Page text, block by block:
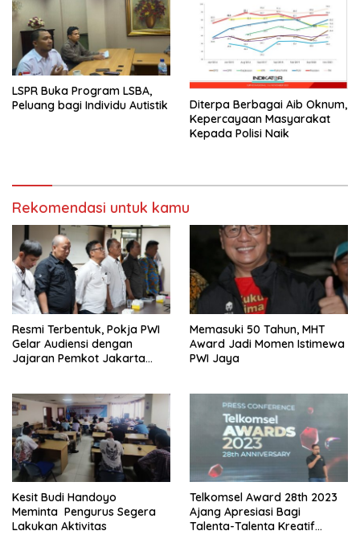
LSPR Buka Program LSBA,
Peluang bagi Individu Autistik
Diterpa Berbagai Aib Oknum,
Kepercayaan Masyarakat
Kepada Polisi Naik
Rekomendasi untuk kamu
Resmi Terbentuk, Pokja PWI
Gelar Audiensi dengan
Jajaran Pemkot Jakarta
Memasuki 50 Tahun, MHT
Award Jadi Momen Istimewa
PWI Jaya
Kesit Budi Handoyo
Meminta Pengurus Segera
Lakukan Aktivitas
Telkomsel Award 28th 2023
Ajang Apresiasi Bagi
Talenta-Talenta Kreatif